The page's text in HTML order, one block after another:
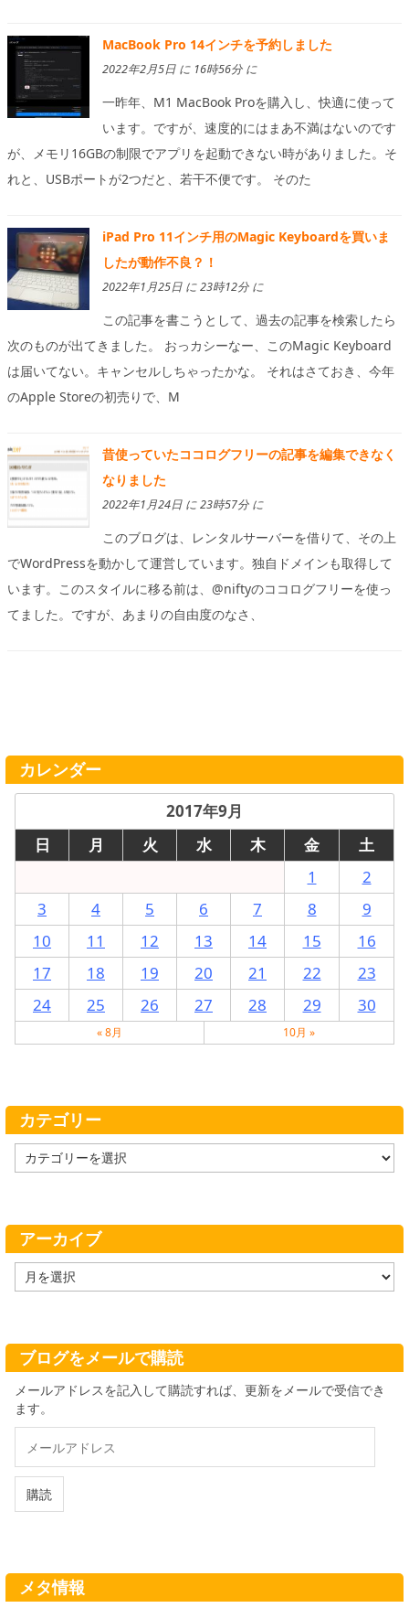
MacBook Pro 14インチを予約しました
2022年2月5日 に 16時56分 に
一昨年、M1 MacBook Proを購入し、快適に使って
います。ですが、速度的にはまあ不満はないのです
が、メモリ16GBの制限でアプリを起動できない時がありました。そ
れと、USBポートが2つだと、若干不便です。 そのた
iPad Pro 11インチ用のMagic Keyboardを買いま
したが動作不良？！
2022年1月25日 に 23時12分 に
この記事を書こうとして、過去の記事を検索したら
次のものが出てきました。 おっカシーなー、このMagic Keyboard
は届いてない。キャンセルしちゃったかな。 それはさておき、今年
のApple Storeの初売りで、M
昔使っていたココログフリーの記事を編集できなく
なりました
2022年1月24日 に 23時57分 に
このブログは、レンタルサーバーを借りて、その上
でWordPressを動かして運営しています。独自ドメインも取得して
います。このスタイルに移る前は、@niftyのココログフリーを使っ
てました。ですが、あまりの自由度のなさ、
カレンダー
2017年9月
日
月 火 水 木 金
土
1
2
3
4 5 6 7 8
9
10
11 12 13 14 15
16
17
18 19 20 21 22
23
24
25 26 27 28 29 30
« 8月 10月 »
カテゴリー
テ
ー
アーカイブ
ー
ブ
ブログをメールで購読
メールアドレスを記入して購読すれば、更新をメールで受信でき
ます。
ル
ド
購読
メタ情報